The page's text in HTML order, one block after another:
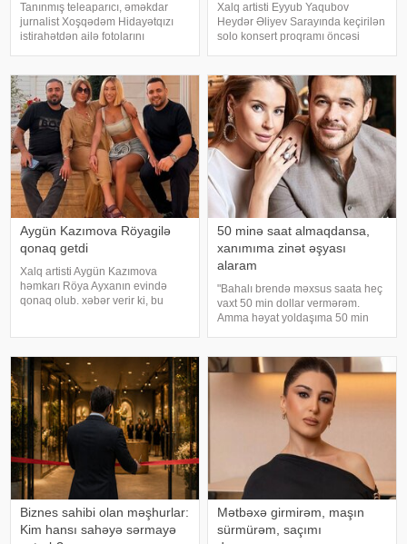
Tanınmış teleaparıcı, əməkdar
jurnalist Xoşqədəm Hidayətqızı
istirahətdən ailə fotolarını
başlığını yazıb. Fotolar böyük
maraqla qarşılanıb. Həmi
Xalq artisti Eyyub Yaqubov
Heydər Əliyev Sarayında keçirilən
solo konsert proqramı öncəsi
yaradıcılığı və konsertlə bağlı
fikirlərini bölüşüb. xəbər verir ki,
sənətkarın sözlərin
Aygün Kazımova Röyagilə
qonaq getdi
Xalq artisti Aygün Kazımova
həmkarı Röya Ayxanın evində
qonaq olub. xəbər verir ki, bu
izləyicilərin marağına səbəb olub
50 minə saat almaqdansa,
xanımıma zinət əşyası
alaram
"Bahalı brendə məxsus saata heç
vaxt 50 min dollar vermərəm.
Amma həyat yoldaşıma 50 min
istinadən xəbər verir ki, bu sözləri
Xalq artisti Emin Ağalaro
Biznes sahibi olan məşhurlar:
Kim hansı sahəyə sərmayə
Mətbəxə girmirəm, maşın
sürmürəm, saçımı